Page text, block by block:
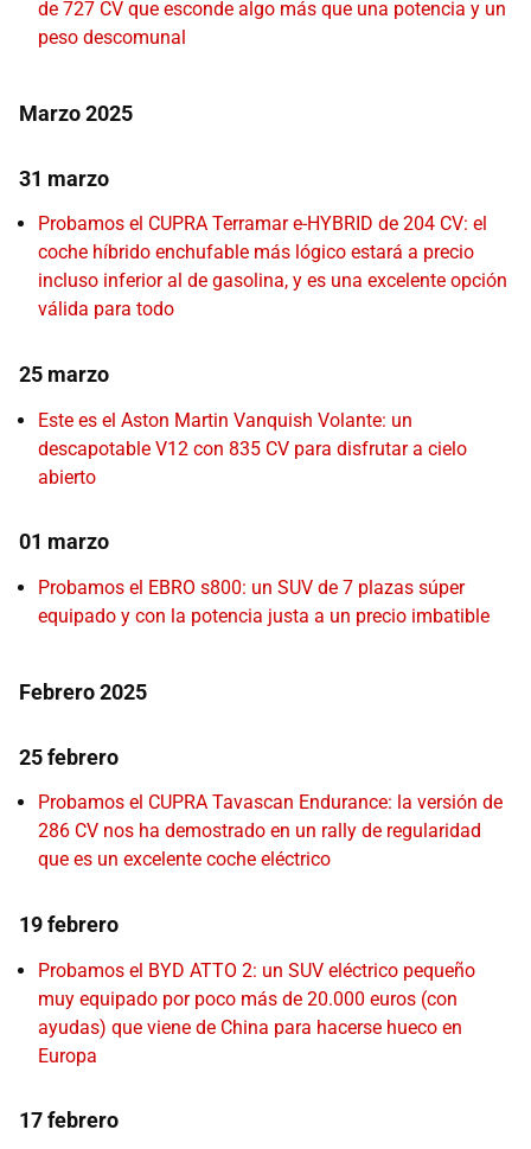
de 727 CV que esconde algo más que una potencia y un
peso descomunal
Marzo 2025
31 marzo
Probamos el CUPRA Terramar e-HYBRID de 204 CV: el
coche híbrido enchufable más lógico estará a precio
incluso inferior al de gasolina, y es una excelente opción
válida para todo
25 marzo
Este es el Aston Martin Vanquish Volante: un
descapotable V12 con 835 CV para disfrutar a cielo
abierto
01 marzo
Probamos el EBRO s800: un SUV de 7 plazas súper
equipado y con la potencia justa a un precio imbatible
Febrero 2025
25 febrero
Probamos el CUPRA Tavascan Endurance: la versión de
286 CV nos ha demostrado en un rally de regularidad
que es un excelente coche eléctrico
19 febrero
Probamos el BYD ATTO 2: un SUV eléctrico pequeño
muy equipado por poco más de 20.000 euros (con
ayudas) que viene de China para hacerse hueco en
Europa
17 febrero